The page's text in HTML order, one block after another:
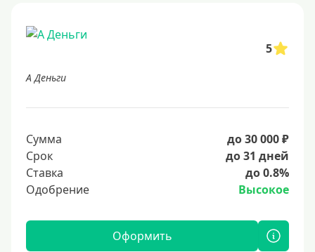
5
А Деньги
Сумма
до 30 000 ₽
Срок
до 31 дней
Ставка
до 0.8%
Одобрение
Высокое
Оформить